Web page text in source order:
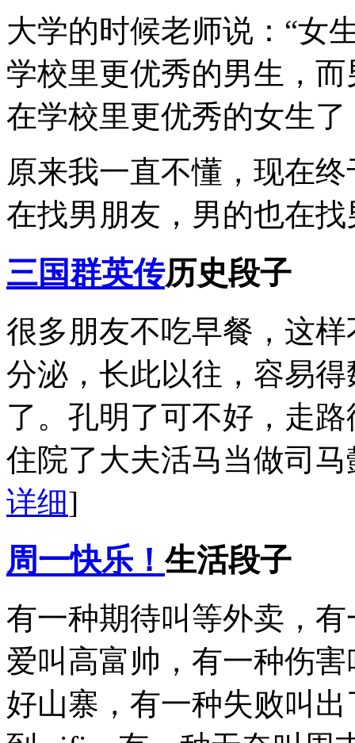
大学的时候老师说：“女
学校里更优秀的男生，
在学校里更优秀的女生了
原来我一直不懂，现在
在找男朋友，男的也在
三国群英传历史段子
很多朋友不吃早餐，这
分泌，长此以往，容易
了。孔明了可不好，走
住院了大夫活马当做司
详细]
周一快乐！生活段子
有一种期待叫等外卖，
爱叫高富帅，有一种伤
好山寨，有一种失败叫